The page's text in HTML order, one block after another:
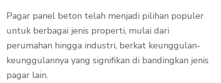
Pagar panel beton telah menjadi pilihan populer
untuk berbagai jenis properti, mulai dari
perumahan hingga industri, berkat keunggulan-
keunggulannya yang signifikan di bandingkan jenis
pagar lain.